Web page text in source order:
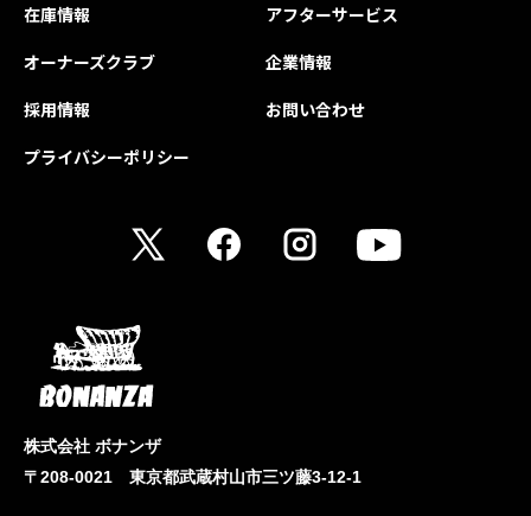
在庫情報
アフターサービス
オーナーズクラブ
企業情報
採用情報
お問い合わせ
プライバシーポリシー
株式会社 ボナンザ
〒208-0021 東京都武蔵村山市三ツ藤3-12-1